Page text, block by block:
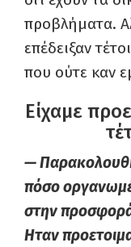
προβλήματα.
επέδειξαν
που ούτε καν
Είχαμε
—
πόσο
στην
Ηταν